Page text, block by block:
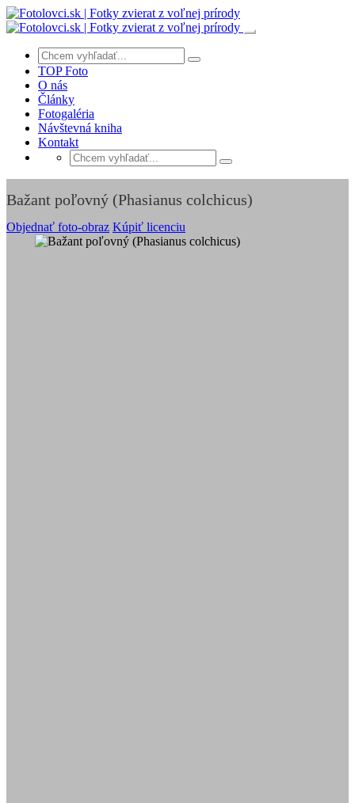
TOP Foto
O nás
Články
Fotogaléria
Návštevná kniha
Kontakt
Bažant poľovný (Phasianus colchicus)
Objednať foto-obraz Kúpiť licenciu